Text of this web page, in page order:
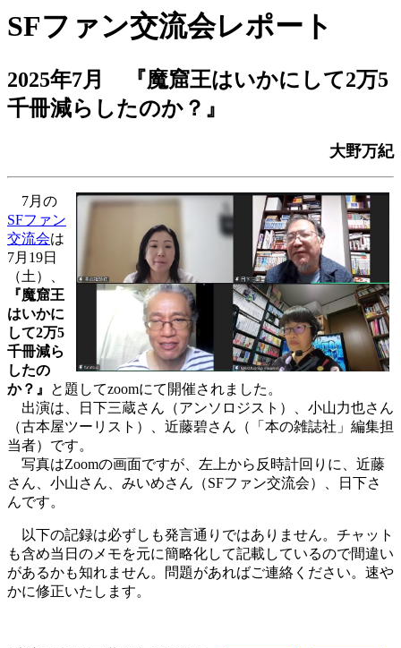
SFファン交流会レポート
2025年7月
『魔窟王はいかにして2万5
千冊減らしたのか？』
大野万紀
7月の
SFファン
交流会は
7月19日
（土）、
『魔窟王
はいかに
して2万5
千冊減ら
したの
か？』
と題してzoomにて開催されました。
出演は、日下三蔵さん（アンソロジスト）、小山力也さん
（古本屋ツーリスト）、近藤碧さん（「本の雑誌社」編集担
当者）です。
写真はZoomの画面ですが、左上から反時計回りに、近藤
さん、小山さん、みいめさん（SFファン交流会）、日下さ
んです。
以下の記録は必ずしも発言通りではありません。チャット
も含め当日のメモを元に簡略化して記載しているので間違い
があるかも知れません。問題があればご連絡ください。速や
かに修正いたします。